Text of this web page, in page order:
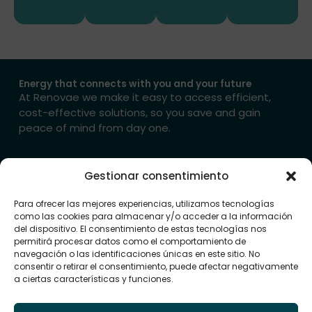
Gestionar consentimiento
Para ofrecer las mejores experiencias, utilizamos tecnologías
como las cookies para almacenar y/o acceder a la información
del dispositivo. El consentimiento de estas tecnologías nos
permitirá procesar datos como el comportamiento de
navegación o las identificaciones únicas en este sitio. No
consentir o retirar el consentimiento, puede afectar negativamente
a ciertas características y funciones.
Energy that connects with you and your future
At Renovae we make it easy to access efficient,
cost-effective solutions, so you save and gain
peace of mind from day one.
Sectors
Energy
Installations
Projects
Systems
companies
Grupo
Renovae
Renovae
Energy
Renovae
Legal Notice
Privacy Policy
Cookie Policy
(EU)
F
e
L
k
I
t